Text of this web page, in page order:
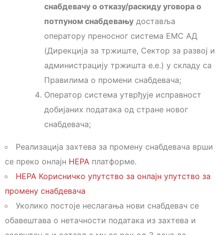
снабдевачу о отказу/раскиду уговора о
потпуном снабдевању доставља
оператору преносног система ЕМС АД
(Дирекција за тржиште, Сектор за развој и
администрацију тржишта е.е.) у складу са
Правилима о промени снабдевача;
Оператор система утврђује исправност
добијаних података од стране новог
снабдевача;
Реализација захтева за промену снабдевача врши
се преко онлајн НЕРА платформе.
НЕРА Корисничко упутство за онлајн упутство за
промену снабдевача
Уколико постоје неслагања нови снабдевач се
обавештава о нетачности података из захтева и